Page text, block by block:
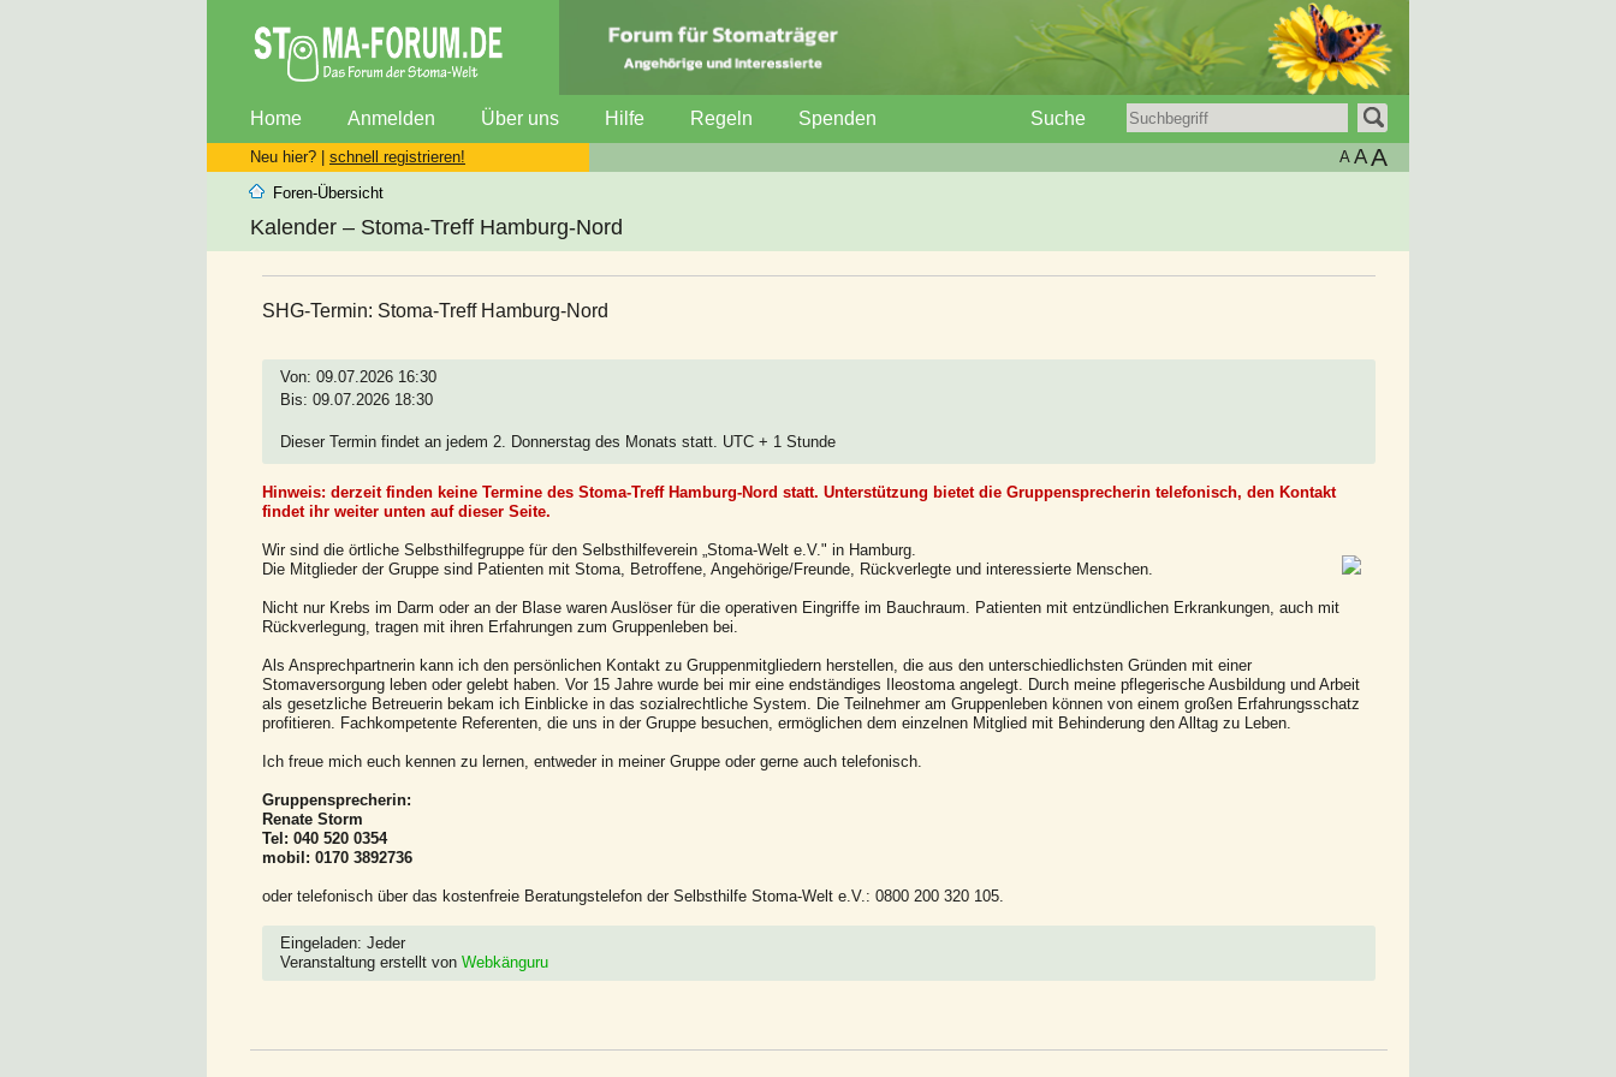
Home Anmelden Über uns Hilfe Regeln Spenden Suche
Neu hier? | schnell registrieren! A AA
Foren-Übersicht
Kalender – Stoma-Treff Hamburg-Nord
SHG-Termin: Stoma-Treff Hamburg-Nord
Von: 09.07.2026 16:30
Bis: 09.07.2026 18:30
Dieser Termin findet an jedem 2. Donnerstag des Monats statt. UTC + 1 Stunde
Hinweis: derzeit finden keine Termine des Stoma-Treff Hamburg-Nord statt. Unterstützung bietet die Gruppensprecherin telefonisch, den Kontakt
findet ihr weiter unten auf dieser Seite.
Wir sind die örtliche Selbsthilfegruppe für den Selbsthilfeverein „Stoma-Welt e.V." in Hamburg.
Die Mitglieder der Gruppe sind Patienten mit Stoma, Betroffene, Angehörige/Freunde, Rückverlegte und interessierte Menschen.
Nicht nur Krebs im Darm oder an der Blase waren Auslöser für die operativen Eingriffe im Bauchraum. Patienten mit entzündlichen Erkrankungen, auch mit
Rückverlegung, tragen mit ihren Erfahrungen zum Gruppenleben bei.
Als Ansprechpartnerin kann ich den persönlichen Kontakt zu Gruppenmitgliedern herstellen, die aus den unterschiedlichsten Gründen mit einer
Stomaversorgung leben oder gelebt haben. Vor 15 Jahre wurde bei mir eine endständiges Ileostoma angelegt. Durch meine pflegerische Ausbildung und Arbeit
als gesetzliche Betreuerin bekam ich Einblicke in das sozialrechtliche System. Die Teilnehmer am Gruppenleben können von einem großen Erfahrungsschatz
profitieren. Fachkompetente Referenten, die uns in der Gruppe besuchen, ermöglichen dem einzelnen Mitglied mit Behinderung den Alltag zu Leben.
Ich freue mich euch kennen zu lernen, entweder in meiner Gruppe oder gerne auch telefonisch.
Gruppensprecherin:
Renate Storm
Tel: 040 520 0354
mobil: 0170 3892736
oder telefonisch über das kostenfreie Beratungstelefon der Selbsthilfe Stoma-Welt e.V.: 0800 200 320 105.
Eingeladen: Jeder
Veranstaltung erstellt von Webkänguru